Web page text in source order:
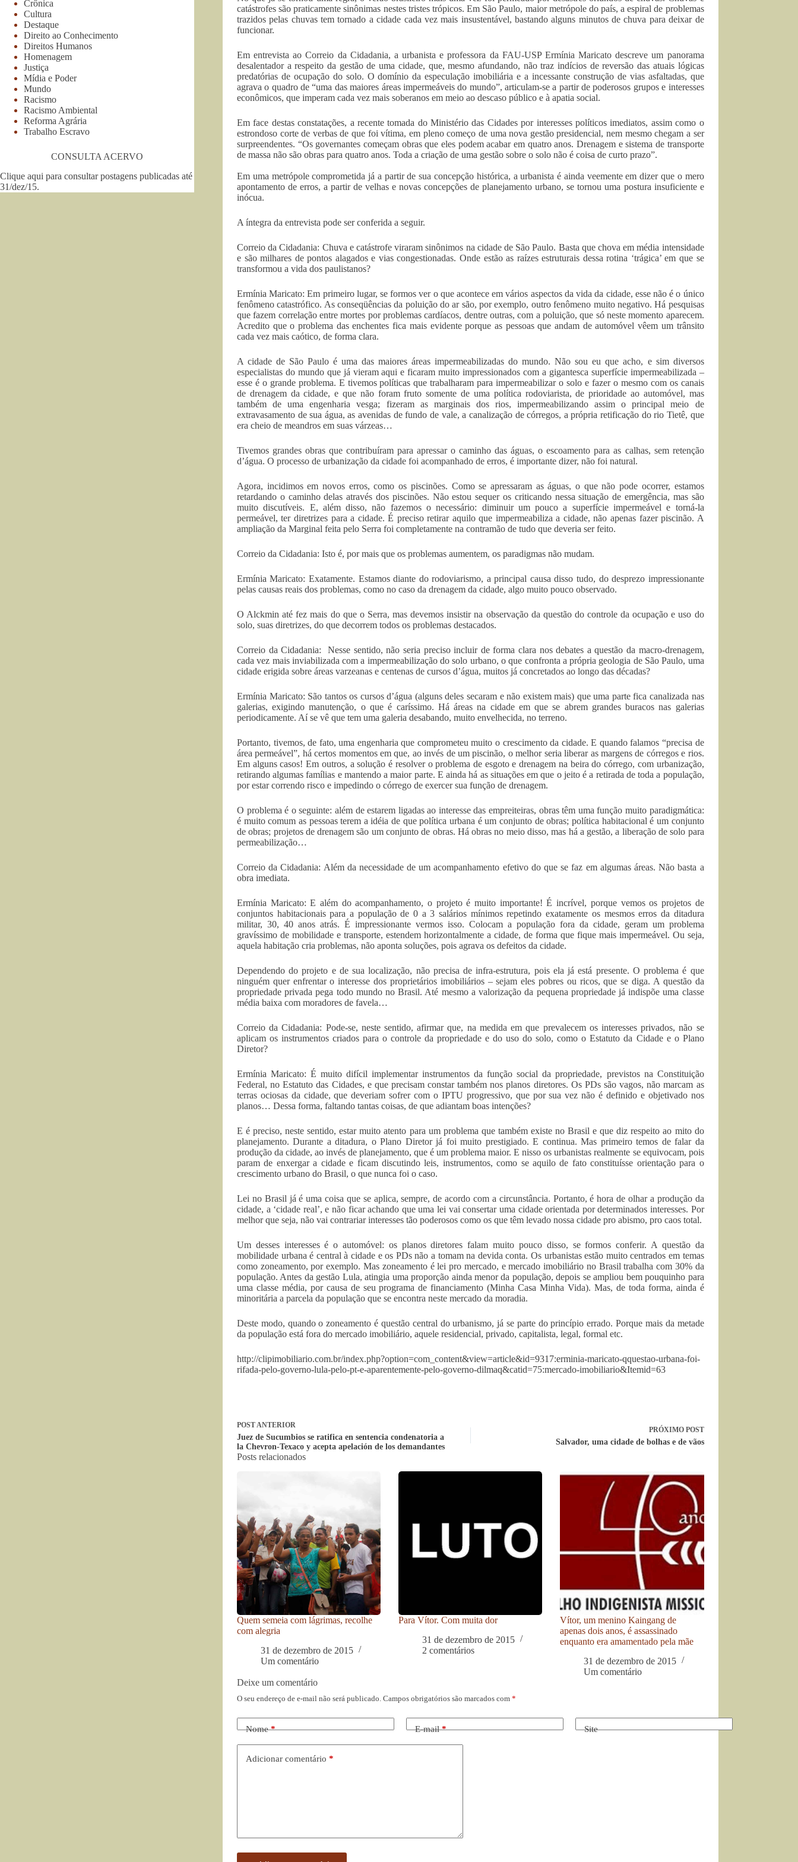
catástrofes são praticamente sinônimas nestes tristes trópicos. Em São Paulo, maior metrópole do país, a espiral de problemas
trazidos pelas chuvas tem tornado a cidade cada vez mais insustentável, bastando alguns minutos de chuva para deixar de
funcionar.
Em entrevista ao Correio da Cidadania, a urbanista e professora da FAU-USP Ermínia Maricato descreve um panorama
desalentador a respeito da gestão de uma cidade, que, mesmo afundando, não traz indícios de reversão das atuais lógicas
predatórias de ocupação do solo. O domínio da especulação imobiliária e a incessante construção de vias asfaltadas, que
agrava o quadro de “uma das maiores áreas impermeáveis do mundo”, articulam-se a partir de poderosos grupos e interesses
econômicos, que imperam cada vez mais soberanos em meio ao descaso público e à apatia social.
Em face destas constatações, a recente tomada do Ministério das Cidades por interesses políticos imediatos, assim como o
estrondoso corte de verbas de que foi vítima, em pleno começo de uma nova gestão presidencial, nem mesmo chegam a ser
surpreendentes. “Os governantes começam obras que eles podem acabar em quatro anos. Drenagem e sistema de transporte
de massa não são obras para quatro anos. Toda a criação de uma gestão sobre o solo não é coisa de curto prazo”.
Em uma metrópole comprometida já a partir de sua concepção histórica, a urbanista é ainda veemente em dizer que o mero
apontamento de erros, a partir de velhas e novas concepções de planejamento urbano, se tornou uma postura insuficiente e
inócua.
A íntegra da entrevista pode ser conferida a seguir.
Correio da Cidadania: Chuva e catástrofe viraram sinônimos na cidade de São Paulo. Basta que chova em média intensidade
e são milhares de pontos alagados e vias congestionadas. Onde estão as raízes estruturais dessa rotina ‘trágica’ em que se
transformou a vida dos paulistanos?
Ermínia Maricato: Em primeiro lugar, se formos ver o que acontece em vários aspectos da vida da cidade, esse não é o único
fenômeno catastrófico. As conseqüências da poluição do ar são, por exemplo, outro fenômeno muito negativo. Há pesquisas
que fazem correlação entre mortes por problemas cardíacos, dentre outras, com a poluição, que só neste momento aparecem.
Acredito que o problema das enchentes fica mais evidente porque as pessoas que andam de automóvel vêem um trânsito
cada vez mais caótico, de forma clara.
A cidade de São Paulo é uma das maiores áreas impermeabilizadas do mundo. Não sou eu que acho, e sim diversos
especialistas do mundo que já vieram aqui e ficaram muito impressionados com a gigantesca superfície impermeabilizada –
esse é o grande problema. E tivemos políticas que trabalharam para impermeabilizar o solo e fazer o mesmo com os canais
de drenagem da cidade, e que não foram fruto somente de uma política rodoviarista, de prioridade ao automóvel, mas
também de uma engenharia vesga; fizeram as marginais dos rios, impermeabilizando assim o principal meio de
extravasamento de sua água, as avenidas de fundo de vale, a canalização de córregos, a própria retificação do rio Tietê, que
era cheio de meandros em suas várzeas…
Tivemos grandes obras que contribuíram para apressar o caminho das águas, o escoamento para as calhas, sem retenção
d’água. O processo de urbanização da cidade foi acompanhado de erros, é importante dizer, não foi natural.
Agora, incidimos em novos erros, como os piscinões. Como se apressaram as águas, o que não pode ocorrer, estamos
retardando o caminho delas através dos piscinões. Não estou sequer os criticando nessa situação de emergência, mas são
muito discutíveis. E, além disso, não fazemos o necessário: diminuir um pouco a superfície impermeável e torná-la
permeável, ter diretrizes para a cidade. É preciso retirar aquilo que impermeabiliza a cidade, não apenas fazer piscinão. A
ampliação da Marginal feita pelo Serra foi completamente na contramão de tudo que deveria ser feito.
Correio da Cidadania: Isto é, por mais que os problemas aumentem, os paradigmas não mudam.
Ermínia Maricato: Exatamente. Estamos diante do rodoviarismo, a principal causa disso tudo, do desprezo impressionante
pelas causas reais dos problemas, como no caso da drenagem da cidade, algo muito pouco observado.
O Alckmin até fez mais do que o Serra, mas devemos insistir na observação da questão do controle da ocupação e uso do
solo, suas diretrizes, do que decorrem todos os problemas destacados.
Correio da Cidadania: Nesse sentido, não seria preciso incluir de forma clara nos debates a questão da macro-drenagem,
cada vez mais inviabilizada com a impermeabilização do solo urbano, o que confronta a própria geologia de São Paulo, uma
cidade erigida sobre áreas varzeanas e centenas de cursos d’água, muitos já concretados ao longo das décadas?
Ermínia Maricato: São tantos os cursos d’água (alguns deles secaram e não existem mais) que uma parte fica canalizada nas
galerias, exigindo manutenção, o que é caríssimo. Há áreas na cidade em que se abrem grandes buracos nas galerias
periodicamente. Aí se vê que tem uma galeria desabando, muito envelhecida, no terreno.
Portanto, tivemos, de fato, uma engenharia que comprometeu muito o crescimento da cidade. E quando falamos “precisa de
área permeável”, há certos momentos em que, ao invés de um piscinão, o melhor seria liberar as margens de córregos e rios.
Em alguns casos! Em outros, a solução é resolver o problema de esgoto e drenagem na beira do córrego, com urbanização,
retirando algumas famílias e mantendo a maior parte. E ainda há as situações em que o jeito é a retirada de toda a população,
por estar correndo risco e impedindo o córrego de exercer sua função de drenagem.
O problema é o seguinte: além de estarem ligadas ao interesse das empreiteiras, obras têm uma função muito paradigmática:
é muito comum as pessoas terem a idéia de que política urbana é um conjunto de obras; política habitacional é um conjunto
de obras; projetos de drenagem são um conjunto de obras. Há obras no meio disso, mas há a gestão, a liberação de solo para
permeabilização…
Correio da Cidadania: Além da necessidade de um acompanhamento efetivo do que se faz em algumas áreas. Não basta a
obra imediata.
Ermínia Maricato: E além do acompanhamento, o projeto é muito importante! É incrível, porque vemos os projetos de
conjuntos habitacionais para a população de 0 a 3 salários mínimos repetindo exatamente os mesmos erros da ditadura
militar, 30, 40 anos atrás. É impressionante vermos isso. Colocam a população fora da cidade, geram um problema
gravíssimo de mobilidade e transporte, estendem horizontalmente a cidade, de forma que fique mais impermeável. Ou seja,
aquela habitação cria problemas, não aponta soluções, pois agrava os defeitos da cidade.
Dependendo do projeto e de sua localização, não precisa de infra-estrutura, pois ela já está presente. O problema é que
ninguém quer enfrentar o interesse dos proprietários imobiliários – sejam eles pobres ou ricos, que se diga. A questão da
propriedade privada pega todo mundo no Brasil. Até mesmo a valorização da pequena propriedade já indispõe uma classe
média baixa com moradores de favela…
Correio da Cidadania: Pode-se, neste sentido, afirmar que, na medida em que prevalecem os interesses privados, não se
aplicam os instrumentos criados para o controle da propriedade e do uso do solo, como o Estatuto da Cidade e o Plano
Diretor?
Ermínia Maricato: É muito difícil implementar instrumentos da função social da propriedade, previstos na Constituição
Federal, no Estatuto das Cidades, e que precisam constar também nos planos diretores. Os PDs são vagos, não marcam as
terras ociosas da cidade, que deveriam sofrer com o IPTU progressivo, que por sua vez não é definido e objetivado nos
planos… Dessa forma, faltando tantas coisas, de que adiantam boas intenções?
E é preciso, neste sentido, estar muito atento para um problema que também existe no Brasil e que diz respeito ao mito do
planejamento. Durante a ditadura, o Plano Diretor já foi muito prestigiado. E continua. Mas primeiro temos de falar da
produção da cidade, ao invés de planejamento, que é um problema maior. E nisso os urbanistas realmente se equivocam, pois
param de enxergar a cidade e ficam discutindo leis, instrumentos, como se aquilo de fato constituísse orientação para o
crescimento urbano do Brasil, o que nunca foi o caso.
Lei no Brasil já é uma coisa que se aplica, sempre, de acordo com a circunstância. Portanto, é hora de olhar a produção da
cidade, a ‘cidade real’, e não ficar achando que uma lei vai consertar uma cidade orientada por determinados interesses. Por
melhor que seja, não vai contrariar interesses tão poderosos como os que têm levado nossa cidade pro abismo, pro caos total.
Um desses interesses é o automóvel: os planos diretores falam muito pouco disso, se formos conferir. A questão da
mobilidade urbana é central à cidade e os PDs não a tomam na devida conta. Os urbanistas estão muito centrados em temas
como zoneamento, por exemplo. Mas zoneamento é lei pro mercado, e mercado imobiliário no Brasil trabalha com 30% da
população. Antes da gestão Lula, atingia uma proporção ainda menor da população, depois se ampliou bem pouquinho para
uma classe média, por causa de seu programa de financiamento (Minha Casa Minha Vida). Mas, de toda forma, ainda é
minoritária a parcela da população que se encontra neste mercado da moradia.
Deste modo, quando o zoneamento é questão central do urbanismo, já se parte do princípio errado. Porque mais da metade
da população está fora do mercado imobiliário, aquele residencial, privado, capitalista, legal, formal etc.
http://clipimobiliario.com.br/index.php?option=com_content&view=article&id=9317:erminia-maricato-qquestao-urbana-foi-
rifada-pelo-governo-lula-pelo-pt-e-aparentemente-pelo-governo-dilmaq&catid=75:mercado-imobiliario&Itemid=63
POSTANTERIOR
Juez de Sucumbios se ratifica en sentencia condenatoria a
la Chevron-Texaco y acepta apelación de los demandantes
PRÓXIMO POST
Salvador, uma cidade de bolhas e de vãos
Posts relacionados
Quem semeia com lágrimas, recolhe
com alegria
31 de dezembro de 2015
Um comentário
Para Vítor. Com muita dor
31 de dezembro de 2015
2 comentários
Vítor, um menino Kaingang de
apenas dois anos, é assassinado
enquanto era amamentado pela mãe
31 de dezembro de 2015
Um comentário
Deixe um comentário
O seu endereço de e-mail não será publicado. Campos obrigatórios são marcados com *
Nome* E-mail* Site
Adicionar comentário *
Crônica
Cultura
Destaque
Direito ao Conhecimento
Direitos Humanos
Homenagem
Justiça
Mídia e Poder
Mundo
Racismo
Racismo Ambiental
Reforma Agrária
Trabalho Escravo
CONSULTA ACERVO
Clique aqui para consultar postagens publicadas até
31/dez/15.